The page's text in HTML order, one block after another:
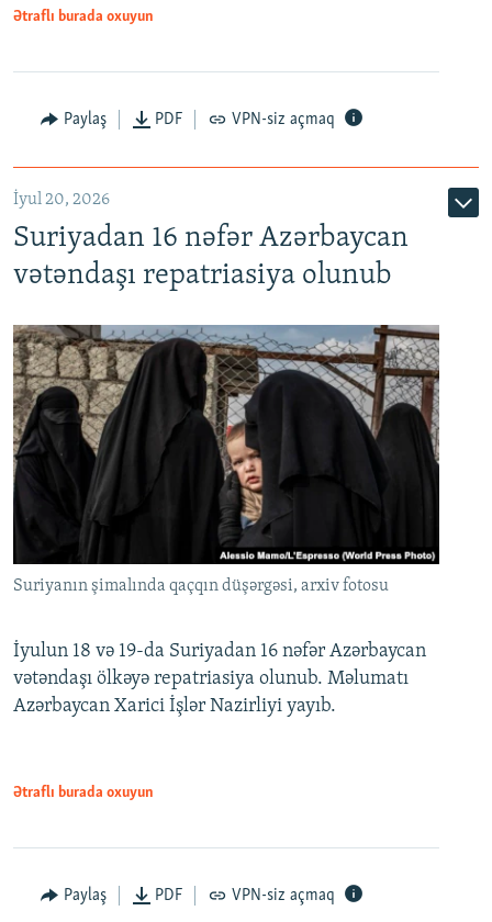
Auto
Ətraflı burada oxuyun
Paylaş PDF VPN-siz açmaq
İyul 20, 2026
Suriyadan 16 nəfər Azərbaycan
vətəndaşı repatriasiya olunub
Suriyanın şimalında qaçqın düşərgəsi, arxiv fotosu
İyulun 18 və 19-da Suriyadan 16 nəfər Azərbaycan
vətəndaşı ölkəyə repatriasiya olunub. Məlumatı
Azərbaycan Xarici İşlər Nazirliyi yayıb.
Ətraflı burada oxuyun
Paylaş PDF VPN-siz açmaq